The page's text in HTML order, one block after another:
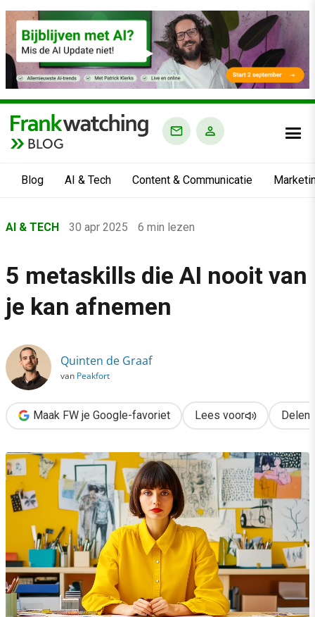
BLOG
Blog AI & Tech Content & Communicatie
›
›
AI & Tech
5 metaskills die AI nooit van je kan afnemen
AI & TECH 30 apr 2025 6 min lezen
5 metaskills die AI nooit van
je kan afnemen
Quinten de Graaf
van Peakfort
Maak FW je Google-favoriet Lees voor Delen